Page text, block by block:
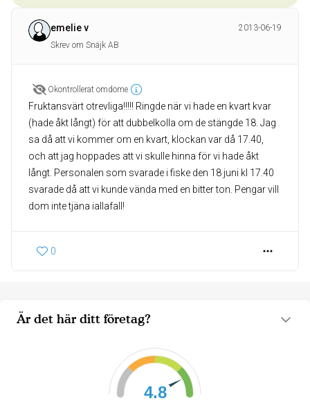
Är det här ditt företag?
4.8
emelie v
2013-06-19
Skrev om Snäjk AB
Okontrollerat omdöme
Fruktansvärt otrevliga!!!!! Ringde när vi hade en kvart kvar
(hade åkt långt) för att dubbelkolla om de stängde 18. Jag
sa då att vi kommer om en kvart, klockan var då 17.40,
och att jag hoppades att vi skulle hinna för vi hade åkt
långt. Personalen som svarade i fiske den 18 juni kl 17.40
svarade då att vi kunde vända med en bitter ton. Pengar vill
dom inte tjäna iallafall!
0